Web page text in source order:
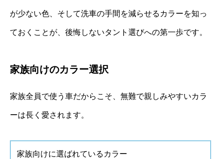
が少ない色、そして洗車の手間を減らせるカラーを知っ
ておくことが、後悔しないタント選びへの第一歩です。
家族向けのカラー選択
家族全員で使う車だからこそ、無難で親しみやすいカラ
ーは長く愛されます。
家族向けに選ばれているカラー